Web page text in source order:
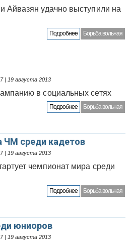
Айвазян удачно выступили на
Борьба вольная
Подробнее
| 19 августа 2013
в социальных сетях
Борьба вольная
Подробнее
ЧМ среди кадетов
| 19 августа 2013
чемпионат мира среди
Борьба вольная
Подробнее
юниоров
| 19 августа 2013